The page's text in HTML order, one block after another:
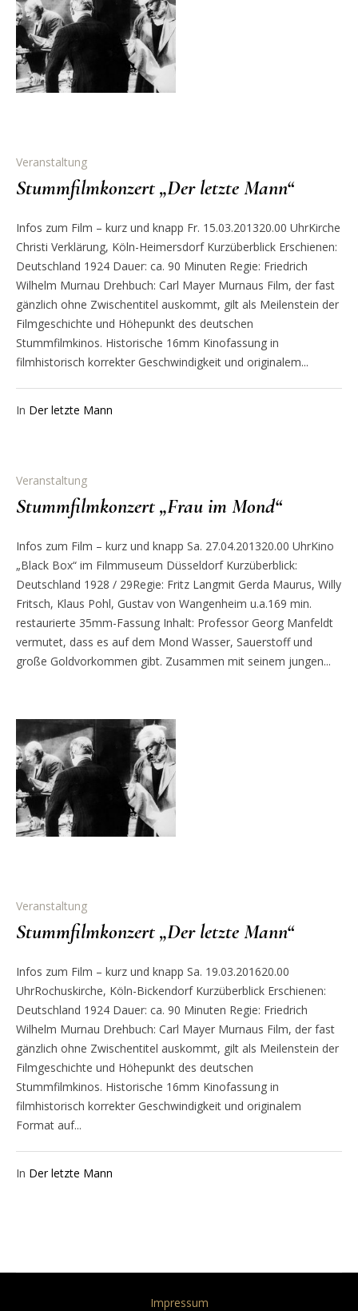
Veranstaltung
Stummfilmkonzert „Der letzte Mann“
Infos zum Film – kurz und knapp Fr. 15.03.201320.00 UhrKirche
Christi Verklärung, Köln-Heimersdorf Kurzüberblick Erschienen:
Deutschland 1924 Dauer: ca. 90 Minuten Regie: Friedrich
Wilhelm Murnau Drehbuch: Carl Mayer Murnaus Film, der fast
gänzlich ohne Zwischentitel auskommt, gilt als Meilenstein der
Filmgeschichte und Höhepunkt des deutschen
Stummfilmkinos. Historische 16mm Kinofassung in
filmhistorisch korrekter Geschwindigkeit und originalem...
In Der letzte Mann
Veranstaltung
Stummfilmkonzert „Frau im Mond“
Infos zum Film – kurz und knapp Sa. 27.04.201320.00 UhrKino
„Black Box“ im Filmmuseum Düsseldorf Kurzüberblick:
Deutschland 1928 / 29Regie: Fritz Langmit Gerda Maurus, Willy
Fritsch, Klaus Pohl, Gustav von Wangenheim u.a.169 min.
restaurierte 35mm-Fassung Inhalt: Professor Georg Manfeldt
vermutet, dass es auf dem Mond Wasser, Sauerstoff und
große Goldvorkommen gibt. Zusammen mit seinem jungen...
Veranstaltung
Stummfilmkonzert „Der letzte Mann“
Infos zum Film – kurz und knapp Sa. 19.03.201620.00
UhrRochuskirche, Köln-Bickendorf Kurzüberblick Erschienen:
Deutschland 1924 Dauer: ca. 90 Minuten Regie: Friedrich
Wilhelm Murnau Drehbuch: Carl Mayer Murnaus Film, der fast
gänzlich ohne Zwischentitel auskommt, gilt als Meilenstein der
Filmgeschichte und Höhepunkt des deutschen
Stummfilmkinos. Historische 16mm Kinofassung in
filmhistorisch korrekter Geschwindigkeit und originalem
Format auf...
In Der letzte Mann
Impressum